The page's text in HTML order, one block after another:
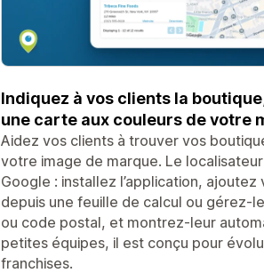
Indiquez à vos clients la
une carte aux couleurs de votre
Aidez vos clients à trouver vos
votre image de marque. Le
Google : installez l’application,
depuis une feuille de calcul ou gérez-
ou code postal, et montrez-leur
petites équipes, il est conçu pour
franchises.